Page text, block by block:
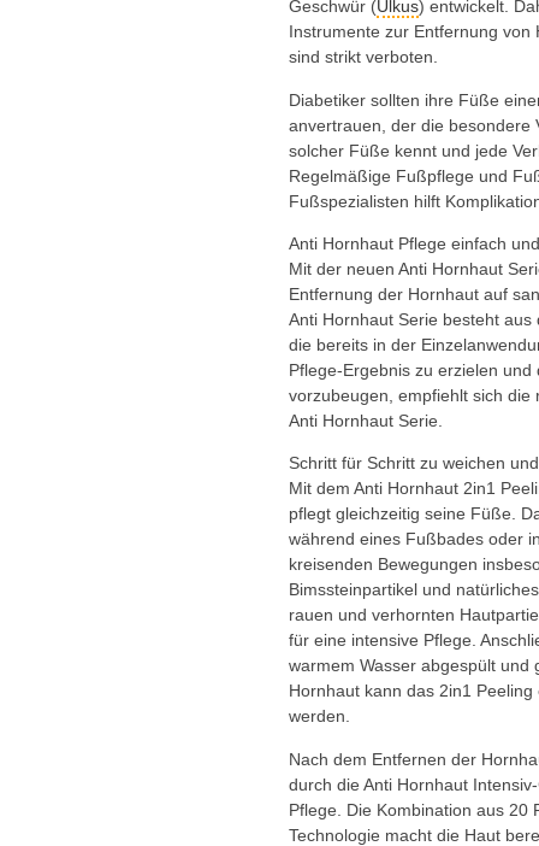
Geschwür (Ulkus) entwickelt.
Instrumente zur Entfernung
sind strikt verboten.
Diabetiker sollten ihre Füße
anvertrauen, der die besondere
solcher Füße kennt und jede
Regelmäßige Fußpflege und
Fußspezialisten hilft
Anti Hornhaut Pflege einfach
Mit der neuen Anti Hornhaut
Entfernung der Hornhaut auf
Anti Hornhaut Serie besteht
die bereits in der
Pflege-Ergebnis zu erzielen
vorzubeugen, empfiehlt sich
Anti Hornhaut Serie.
Schritt für Schritt zu weichen
Mit dem Anti Hornhaut 2in1
pflegt gleichzeitig seine Füße.
während eines Fußbades oder
kreisenden Bewegungen
Bimssteinpartikel und
rauen und verhornten
für eine intensive Pflege.
warmem Wasser abgespült
Hornhaut kann das 2in1
werden.
Nach dem Entfernen der
durch die Anti Hornhaut
Pflege. Die Kombination aus 20
Technologie macht die Haut